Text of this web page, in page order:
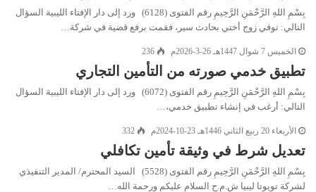
بِسْمِ اللهِ الرَّحْمَنِ الرَّحِيمِ رقم الفتوى (6128) ورد إلى دار الإفتاء الليبية السؤال
التالي: توفي زوج أختي بحادث سير، فقمت برفع قضية في شركة…
الخميس 7 شوال 1447هـ 26-3-2026م 236
تطبيق خدمي صورته من التأمين التجاري
بِسْمِ اللهِ الرَّحْمَنِ الرَّحِيمِ رقم الفتوى (6072) ورد إلى دار الإفتاء الليبية السؤال
التالي: أرغب في إنشاء تطبيق خدمي،…
الأربعاء 20 ربيع الثاني 1446هـ 23-10-2024م 332
تعديل شرط في وثيقة تأمين تكافلي
بِسْمِ اللهِ الرَّحْمَنِ الرَّحِيمِ رقم الفتوى (5528) السيد المحترم/ المدير التنفيذي
لشركة تويوتا ليبيا ش.م.ح السلام عليكم ورحمة الله…